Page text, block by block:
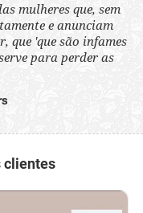
mulheres que, sem
e anunciam
que 'que são infames
para perder as
clientes